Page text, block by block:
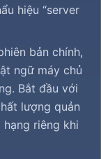
hiệu “server
bản chính,
ngữ máy chủ
Bắt đầu với
lượng quản
riêng khi